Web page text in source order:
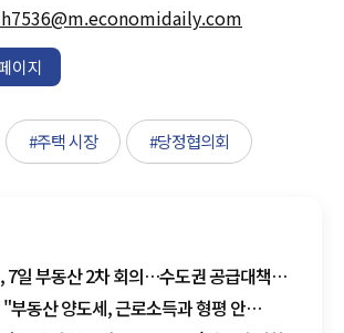
이지
#주택 시장 #당정협의회
7일 부동산 2차 회의…수도권 공급대책
부동산 양도세, 근로소득과 형평 안